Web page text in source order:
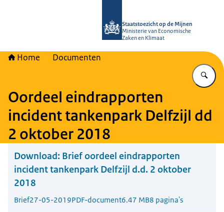
Staatstoezicht op de Mijnen
Ministerie van Economische
Zaken en Klimaat
Home Documenten
Oordeel eindrapporten
incident tankenpark Delfzijl dd
2 oktober 2018
Download: Brief oordeel eindrapporten
incident tankenpark Delfzijl d.d. 2 oktober
2018
Brief27-05-2019PDF-document6.47 MB8 pagina's